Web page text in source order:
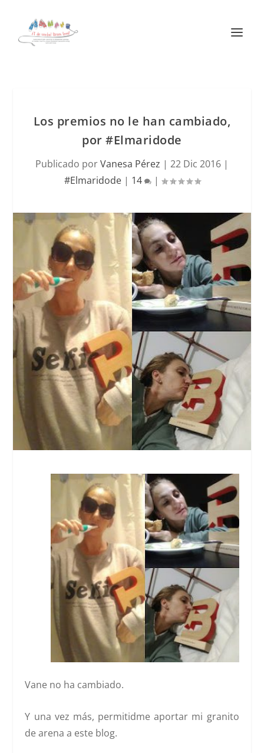
Los premios no le han cambiado,
por #Elmaridode
Publicado porVanesa Pérez | 22 Dic 2016 |
#Elmaridode| 14 |
Vane no ha cambiado.
Y una vez más, permitidme aportar mi granito
de arena a este blog.